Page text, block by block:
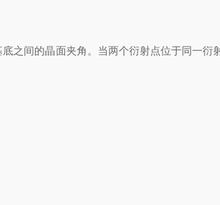
之间的晶面夹角。当两个衍射点位于同一